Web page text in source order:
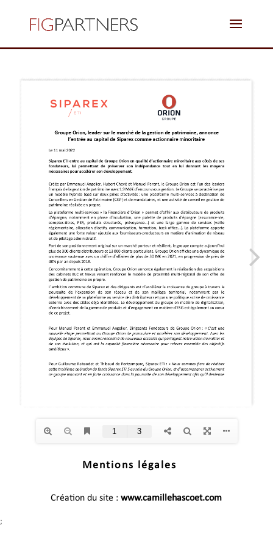
Mentions légales
Création du site :www.camillehascoet.com
;